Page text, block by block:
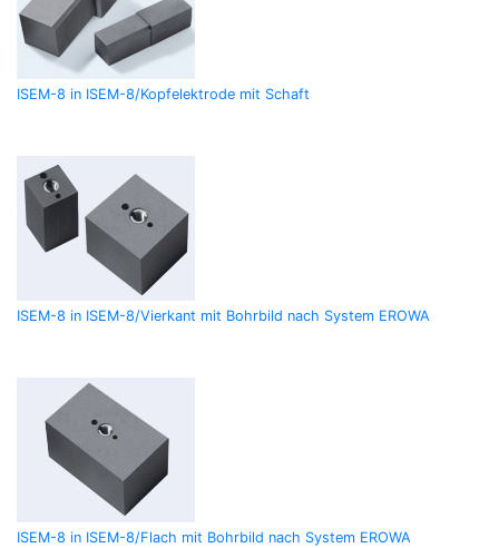
ISEM-8 in ISEM-8/Kopfelektrode mit Schaft
ISEM-8 in ISEM-8/Vierkant mit Bohrbild nach System EROWA
ISEM-8 in ISEM-8/Flach mit Bohrbild nach System EROWA